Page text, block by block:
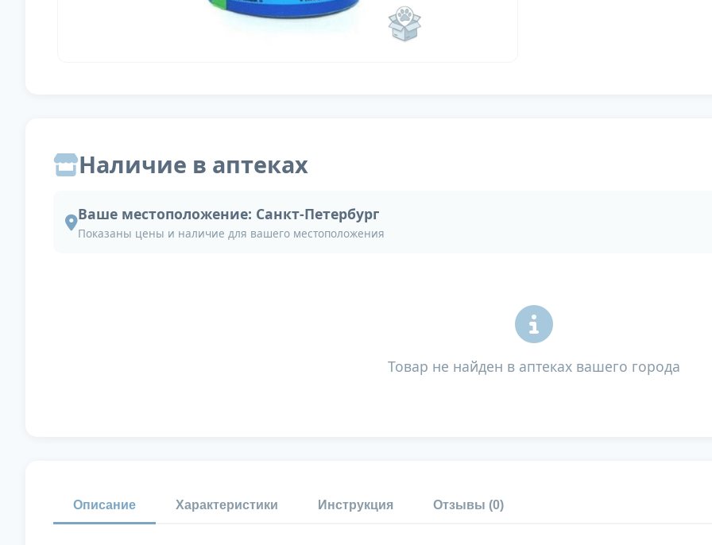
Наличие в аптеках
Ваше местоположение: Санкт-Петербург
Показаны цены и наличие для вашего местоположения
Товар не найден в аптеках вашего города
Описание Характеристики Инструкция Отзывы (0)